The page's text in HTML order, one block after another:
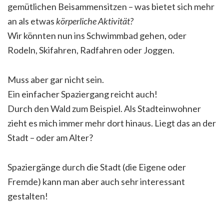
gemütlichen Beisammensitzen – was bietet sich mehr
an als etwaskörperliche Aktivität?
Wir könnten nun ins Schwimmbad gehen, oder
Rodeln, Skifahren, Radfahren oder Joggen.
Muss aber gar nicht sein.
Ein einfacher Spaziergang reicht auch!
Durch den Wald zum Beispiel. Als Stadteinwohner
zieht es mich immer mehr dort hinaus. Liegt das an der
Stadt – oder am Alter?
Spaziergänge durch die Stadt (die Eigene oder
Fremde) kann man aber auch sehr interessant
gestalten!